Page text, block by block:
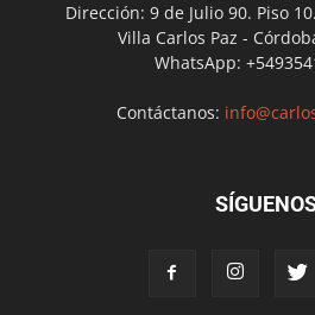
Dirección: 9 de Julio 90. Piso
Villa Carlos Paz -
WhatsApp:
Contáctanos: